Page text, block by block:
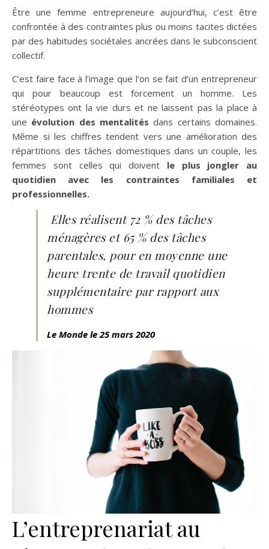
Être une femme entrepreneure aujourd’hui, c’est être
confrontée à des contraintes plus ou moins tacites dictées
par des habitudes sociétales ancrées dans le subconscient
collectif.
C’est faire face à l’image que l’on se fait d’un entrepreneur
qui pour beaucoup est forcement un homme. Les
stéréotypes ont la vie durs et ne laissent pas la place à
une évolution des mentalités dans certains domaines.
Même si les chiffres tendent vers une amélioration des
répartitions des tâches domestiques dans un couple, les
femmes sont celles qui doivent le plus jongler au
quotidien avec les contraintes familiales et
professionnelles.
Elles réalisent 72 % des tâches
ménagères et 65 % des tâches
parentales, pour en moyenne une
heure trente de travail quotidien
supplémentaire par rapport aux
hommes
Le Monde le 25 mars 2020
L’entreprenariat au